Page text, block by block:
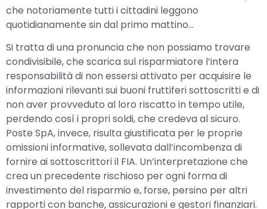
che notoriamente tutti i cittadini leggono
quotidianamente sin dal primo mattino…
Si tratta di una pronuncia che non possiamo trovare
condivisibile, che scarica sul risparmiatore l’intera
responsabilità di non essersi attivato per acquisire le
informazioni rilevanti sui buoni fruttiferi sottoscritti e di
non aver provveduto al loro riscatto in tempo utile,
perdendo così i propri soldi, che credeva al sicuro.
Poste SpA, invece, risulta giustificata per le proprie
omissioni informative, sollevata dall’incombenza di
fornire ai sottoscrittori il FIA. Un’interpretazione che
crea un precedente rischioso per ogni forma di
investimento del risparmio e, forse, persino per altri
rapporti con banche, assicurazioni e gestori finanziari.